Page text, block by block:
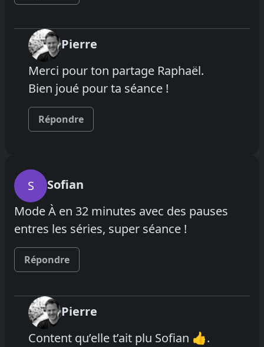
Pierre
Merci pour ton partage Raphaël.
Bien joué pour ta séance !
Répondre
S
Sofian
Mode À en 32 minutes avec des pauses
entres les séries, super séance !
Répondre
Pierre
Content qu’elle t’ait plu Sofian 👍.